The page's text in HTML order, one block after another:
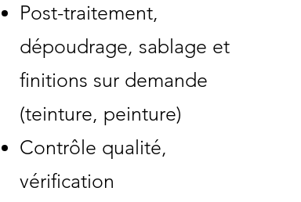
Post-traitement,
dépoudrage, sablage et
finitions sur demande
(teinture, peinture)
Contrôle qualité,
vérification